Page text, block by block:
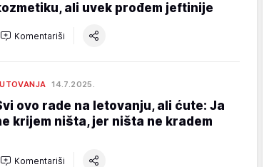
ali uvek prođem jeftinije
Komentariši
14.7.2025.
ovo rade na letovanju, ali ćute: Ja
krijem ništa, jer ništa ne kradem
Komentariši